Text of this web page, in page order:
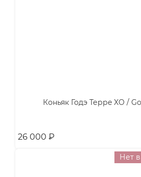
Коньяк Годэ Террe XO /
26 000 ₽
Нет